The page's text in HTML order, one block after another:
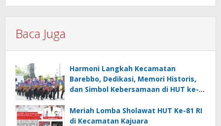
Baca Juga
Harmoni Langkah Kecamatan
Barebbo, Dedikasi, Memori Historis,
dan Simbol Kebersamaan di HUT ke-
Meriah Lomba Sholawat HUT Ke-81 RI
di Kecamatan Kajuara